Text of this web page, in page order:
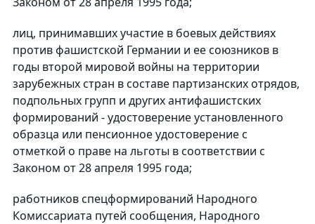
лиц, принимавших участие в боевых действиях
против фашистской Германии и ее союзников в
годы второй мировой войны на территории
зарубежных стран в составе партизанских отрядов,
подпольных групп и других антифашистских
формирований - удостоверение установленного
образца или пенсионное удостоверение с
отметкой о праве на льготы в соответствии с
Законом от 28 апреля 1995 года;
работников спецформирований Народного
Комиссариата путей сообщения, Народного